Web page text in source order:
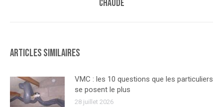
suivant
chaude
Articles similaires
VMC : les 10 questions que les particuliers
se posent le plus
28 juillet 2026